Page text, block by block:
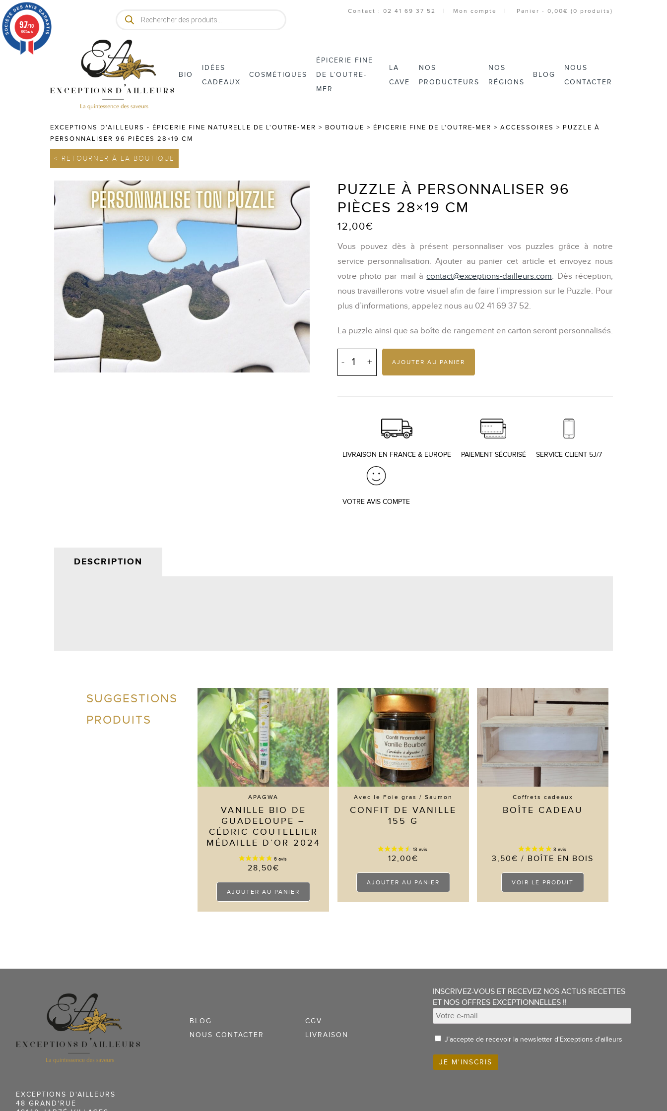
Recherche
Contact : 02 41 69 37 52 Mon compte Panier -0,00€ (0 produits)
BIO
IDÉES
CADEAUX
COSMÉTIQUES
ÉPICERIE FINE
DE L’OUTRE-
MER
LA
CAVE
NOS
PRODUCTEURS
NOS
RÉGIONS
BLOG
NOUS
CONTACTER
EXCEPTIONS D'AILLEURS - ÉPICERIE FINE NATURELLE DE L'OUTRE-MER > BOUTIQUE > ÉPICERIE FINE DE L'OUTRE-MER > ACCESSOIRES > PUZZLE À
PERSONNALISER 96 PIÈCES 28×19 CM
< RETOURNER À LA BOUTIQUE
PUZZLE À PERSONNALISER 96
PIÈCES 28×19 CM
12,00€
Vous pouvez dès à présent personnaliser vos puzzles grâce à notre
service personnalisation. Ajouter au panier cet article et envoyez nous
votre photo par mail àcontact@exceptions-dailleurs.com. Dès réception,
nous travaillerons votre visuel afin de faire l’impression sur le Puzzle. Pour
plus d’informations, appelez nous au 02 41 69 37 52.
La puzzle ainsi que sa boîte de rangement en carton seront personnalisés.
quantité
Puzzle
à
pièces
AJOUTER AU PANIER
LIVRAISON EN FRANCE & EUROPE PAIEMENT SÉCURISÉ SERVICE CLIENT 5J/7
VOTRE AVIS COMPTE
DESCRIPTION
SUGGESTIONS
PRODUITS
APAGWA
VANILLE BIO DE
GUADELOUPE –
CÉDRIC COUTELLIER
MÉDAILLE D’OR 2024
28,50€
AJOUTER AU PANIER
Avec le Foie gras / Saumon
CONFIT DE VANILLE
155 G
12,00€
AJOUTER AU PANIER
Coffrets cadeaux
BOÎTE CADEAU
3,50€ / BOÎTE EN BOIS
VOIR LE PRODUIT
Ce
a
plusieurs
page
produit
BLOG
NOUS CONTACTER
CGV
LIVRAISON
INSCRIVEZ-VOUS ET RECEVEZ NOS ACTUS RECETTES
ET NOS OFFRES EXCEPTIONNELLES !!
J’accepte de recevoir la newsletter d'Exceptions d'ailleurs
EXCEPTIONS D'AILLEURS
48 GRAND'RUE
9.7/10
683 avis